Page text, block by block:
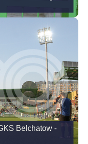
Belchatow -